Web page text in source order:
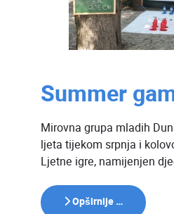
Summer
Mirovna grupa mladih
ljeta tijekom srpnja i
Ljetne igre, namijenjen
Opširnije …